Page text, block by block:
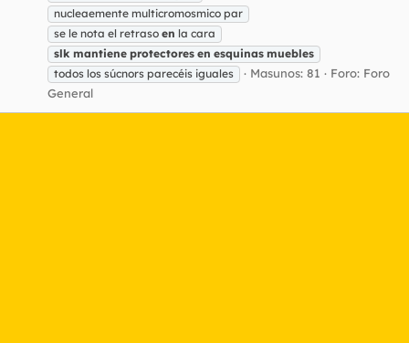
nucleaemente multicromosmico par
se le nota el retraso en la cara
slk mantiene protectores en esquinas muebles
todos los súcnors parecéis iguales
Masunos: 81 Foro: Foro
General